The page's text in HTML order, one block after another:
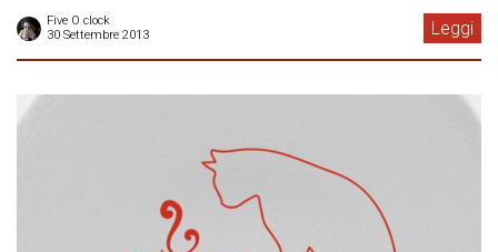
Five O clock
30 Settembre 2013
Leggi